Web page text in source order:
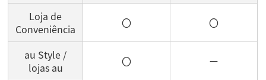
Loja de
Conveniência
〇 〇
au Style /
lojas au
〇 ー